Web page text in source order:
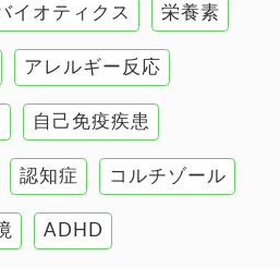
イオティクス 栄養素
アレルギー反応
自己免疫疾患
認知症 コルチゾール
ADHD